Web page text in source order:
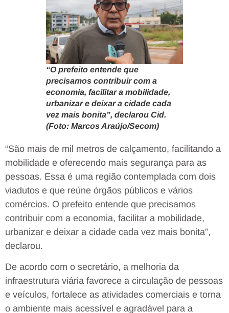
“O prefeito entende que
precisamos contribuir com a
economia, facilitar a mobilidade,
urbanizar e deixar a cidade cada
vez mais bonita”, declarou Cid.
(Foto: Marcos Araújo/Secom)
“São mais de mil metros de calçamento, facilitando a
mobilidade e oferecendo mais segurança para as
pessoas. Essa é uma região contemplada com dois
viadutos e que reúne órgãos públicos e vários
comércios. O prefeito entende que precisamos
contribuir com a economia, facilitar a mobilidade,
urbanizar e deixar a cidade cada vez mais bonita”,
declarou.
De acordo com o secretário, a melhoria da
infraestrutura viária favorece a circulação de pessoas
e veículos, fortalece as atividades comerciais e torna
o ambiente mais acessível e agradável para a